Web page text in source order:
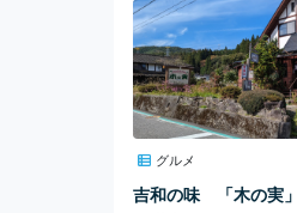
元の新鮮な魚介類や
理も提供しており、
食を堪能できます。
内醸造所 レストラン
23-0032 広島県三原
−26 営業時間：
日：火曜日 電話番号
02
グルメ
吉和の味 「木の実